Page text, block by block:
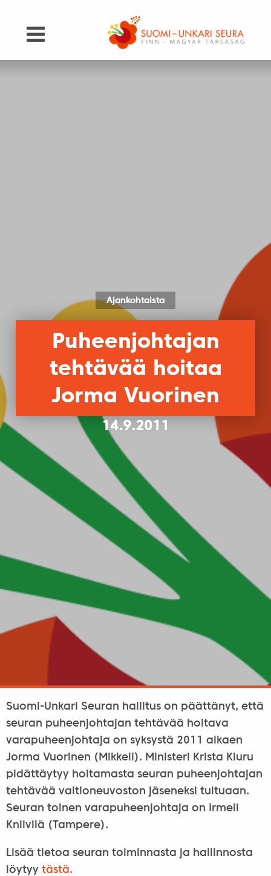
Ajankohtaista
Puheenjohtajan
tehtävää hoitaa
Jorma Vuorinen
14.9.2011
Suomi-Unkari Seuran hallitus on päättänyt, että
seuran puheenjohtajan tehtävää hoitava
varapuheenjohtaja on syksystä 2011 alkaen
Jorma Vuorinen (Mikkeli). Ministeri Krista Kiuru
pidättäytyy hoitamasta seuran puheenjohtajan
tehtävää valtioneuvoston jäseneksi tultuaan.
Seuran toinen varapuheenjohtaja on Irmeli
Kniivilä (Tampere).
Lisää tietoa seuran toiminnasta ja hallinnosta
löytyy tästä.